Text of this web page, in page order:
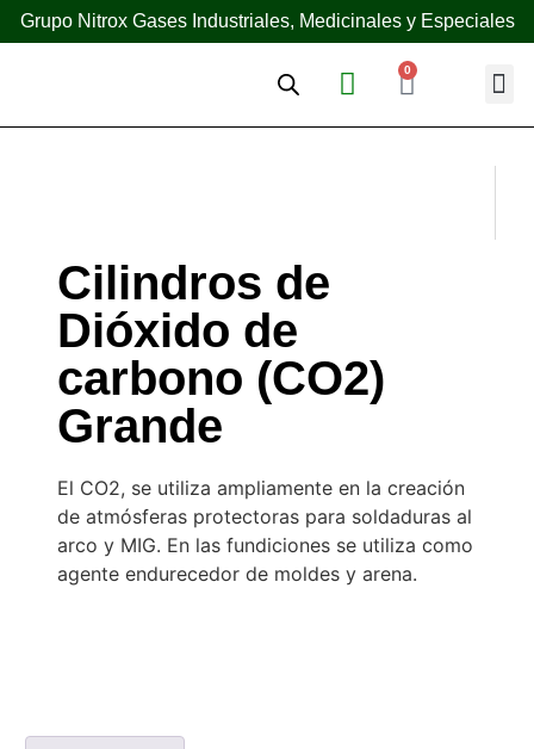
Grupo Nitrox Gases Industriales, Medicinales y Especiales
0
Cilindros de
Dióxido de
carbono (CO2)
Grande
El CO2, se utiliza ampliamente en la creación
de atmósferas protectoras para soldaduras al
arco y MIG. En las fundiciones se utiliza como
agente endurecedor de moldes y arena.